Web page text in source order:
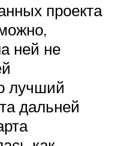
проекта
ней не
лучший
дальней